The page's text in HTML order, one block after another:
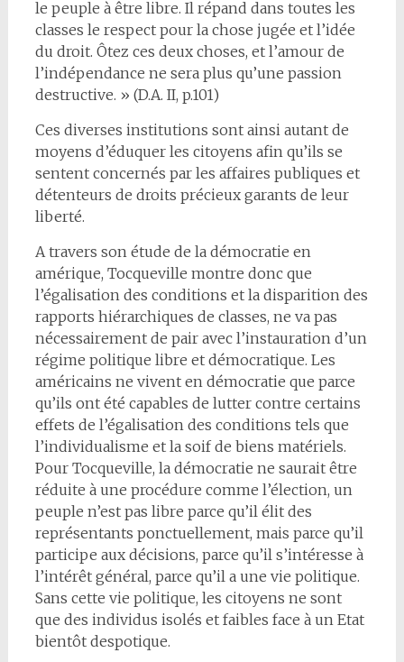
le peuple à être libre. Il répand dans toutes les
classes le respect pour la chose jugée et l’idée
du droit. Ôtez ces deux choses, et l’amour de
l’indépendance ne sera plus qu’une passion
destructive. » (D.A. II, p.101)
Ces diverses institutions sont ainsi autant de
moyens d’éduquer les citoyens afin qu’ils se
sentent concernés par les affaires publiques et
détenteurs de droits précieux garants de leur
liberté.
A travers son étude de la démocratie en
amérique, Tocqueville montre donc que
l’égalisation des conditions et la disparition des
rapports hiérarchiques de classes, ne va pas
nécessairement de pair avec l’instauration d’un
régime politique libre et démocratique. Les
américains ne vivent en démocratie que parce
qu’ils ont été capables de lutter contre certains
effets de l’égalisation des conditions tels que
l’individualisme et la soif de biens matériels.
Pour Tocqueville, la démocratie ne saurait être
réduite à une procédure comme l’élection, un
peuple n’est pas libre parce qu’il élit des
représentants ponctuellement, mais parce qu’il
participe aux décisions, parce qu’il s’intéresse à
l’intérêt général, parce qu’il a une vie politique.
Sans cette vie politique, les citoyens ne sont
que des individus isolés et faibles face à un Etat
bientôt despotique.